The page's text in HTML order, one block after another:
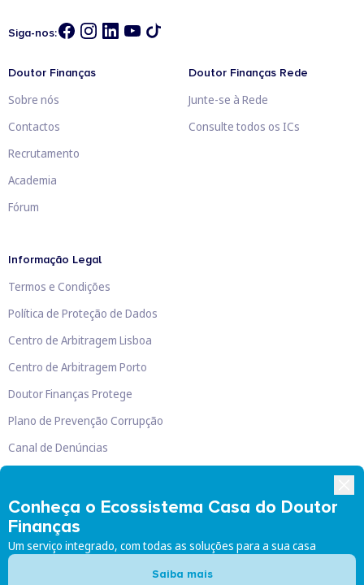
Conheça o Ecossistema Casa do Doutor
Finanças
Um serviço integrado, com todas as soluções para a sua casa
Saiba mais
Siga-nos:
Doutor Finanças
Sobre nós
Contactos
Recrutamento
Academia
Fórum
Doutor Finanças Rede
Junte-se à Rede
Consulte todos os ICs
Informação Legal
Termos e Condições
Política de Proteção de Dados
Centro de Arbitragem Lisboa
Centro de Arbitragem Porto
Doutor Finanças Protege
Plano de Prevenção Corrupção
Canal de Denúncias
Doutor Finanças, Lda